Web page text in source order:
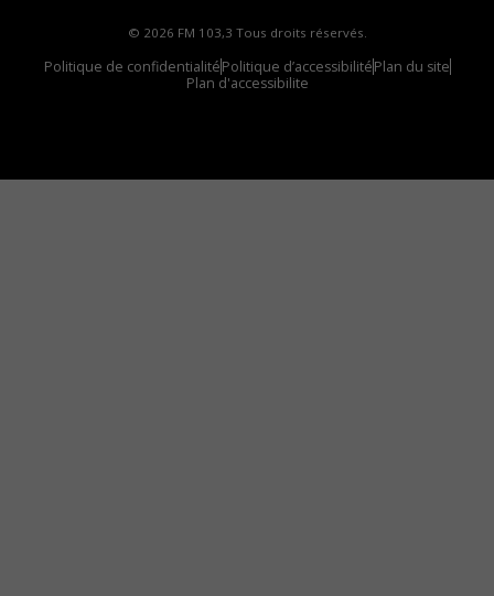
© 2026 FM 103,3 Tous droits réservés.
Politique de confidentialitéPolitique d’accessibilitéPlan du site
Plan d'accessibilite